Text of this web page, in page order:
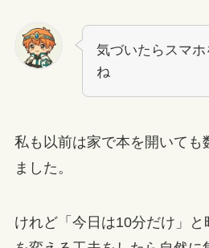
気づいたらスマホ
ね
私も以前は家で本を開いても
ました。
けれど「今日は10分だけ」